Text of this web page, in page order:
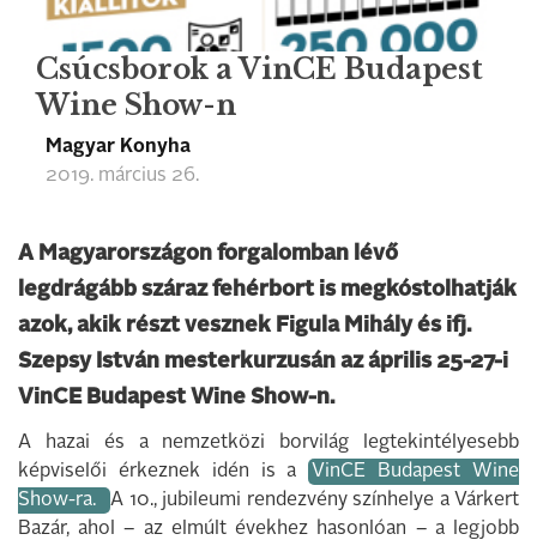
Csúcsborok a VinCE Budapest
Wine Show-n
Magyar Konyha
2019. március 26.
A Magyarországon forgalomban lévő
legdrágább száraz fehérbort is megkóstolhatják
azok, akik részt vesznek Figula Mihály és ifj.
Szepsy István mesterkurzusán az április 25-27-i
VinCE Budapest Wine Show-n.
A hazai és a nemzetközi borvilág legtekintélyesebb
képviselői érkeznek idén is a
VinCE Budapest Wine
Show-ra.
A 10., jubileumi rendezvény színhelye a Várkert
Bazár, ahol – az elmúlt évekhez hasonlóan – a legjobb